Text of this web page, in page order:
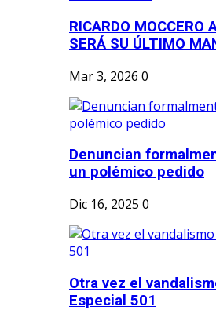
RICARDO MOCCERO
SERÁ SU ÚLTIMO
Mar 3, 2026 0
Denuncian
un polémico pedido
Dic 16, 2025 0
Otra vez el
Especial 501